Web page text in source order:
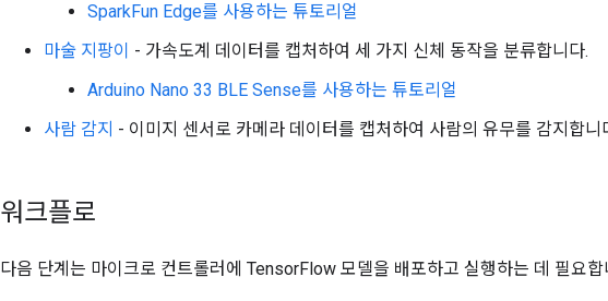
SparkFun Edge를 사용하는 튜토리얼
마술 지팡이 - 가속도계 데이터를 캡처하여 세 가지 신체 동작을 분류합니다.
Arduino Nano 33 BLE Sense를 사용하는 튜토리얼
사람 감지 - 이미지 센서로 카메라 데이터를 캡처하여 사람의 유무를 감지합니
워크플로
다음 단계는 마이크로 컨트롤러에 TensorFlow 모델을 배포하고 실행하는 데 필요합